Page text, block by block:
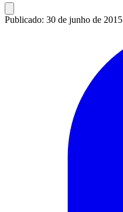
Publicado: 30 de junho de 2015